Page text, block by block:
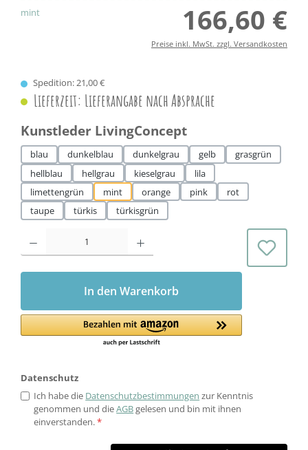
mint 166,60 €
Preise inkl. MwSt. zzgl. Versandkosten
Spedition: 21,00 €
Lieferzeit: Lieferangabe nach Absprache
Kunstleder LivingConceptauswählen
blau dunkelblau dunkelgrau gelb
grasgrün
hellblau
hellgrau kieselgrau
lila
limettengrün
mint orange pink
rot
taupe
türkis türkisgrün
Produkt Anzahl: Gib den gewünschten Wert ein oder benutze die
In den Warenkorb
Datenschutz
Ich habe die Datenschutzbestimmungen zur Kenntnis
genommen und dieAGBgelesen und bin mit ihnen
einverstanden.*